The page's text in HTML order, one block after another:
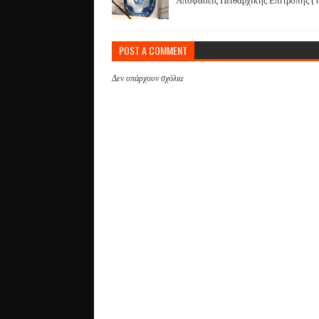
POST A COMMENT
Δεν υπάρχουν σχόλια